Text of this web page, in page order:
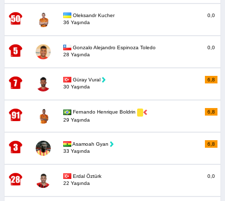
Oleksandr Kucher
36 Yaşında
0,0
Gonzalo Alejandro Espinoza Toledo
28 Yaşında
0,0
Güray Vural
30 Yaşında
6,8
Fernando Henrique Boldrin
29 Yaşında
6,8
Asamoah Gyan
33 Yaşında
6,8
Erdal Öztürk
22 Yaşında
0,0